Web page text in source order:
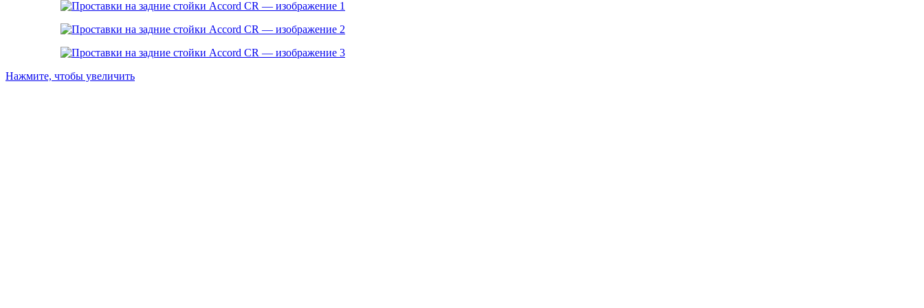
Нажмите, чтобы увеличить